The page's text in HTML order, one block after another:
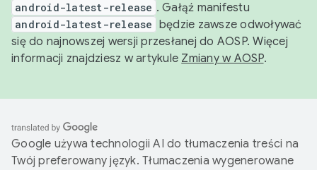
android-latest-release . Gałąź manifestu
android-latest-release będzie zawsze odwoływać
się do najnowszej wersji przesłanej do AOSP. Więcej
informacji znajdziesz w artykule Zmiany w AOSP.
Google używa technologii AI do tłumaczenia treści na
Twój preferowany język. Tłumaczenia wygenerowane